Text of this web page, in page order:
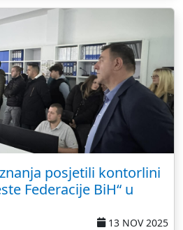
posjetili kontorlini
Federacije BiH“ u
13 NOV 2025